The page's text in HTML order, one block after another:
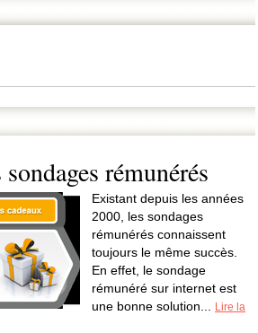
rémunérés
Existant depuis les années
2000, les sondages
rémunérés connaissent
toujours le même succès.
En effet, le sondage
rémunéré sur internet est
une bonne solution...
Lire la